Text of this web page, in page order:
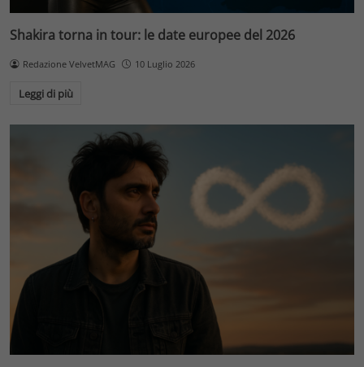
Shakira torna in tour: le date europee del 2026
Redazione VelvetMAG 10 Luglio 2026
Leggi di più